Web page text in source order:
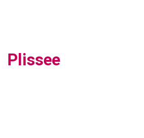
Plissee